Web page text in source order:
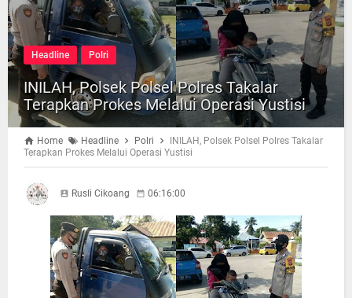
Headline Polri
INILAH, Polsek Polsel Polres Takalar
Terapkan Prokes Melalui Operasi Yustisi
Home Headline Polri
INILAH, Polsek Polsel Polres Takalar
Terapkan Prokes Melalui Operasi Yustisi
Rusli Cikoang 06:16:00